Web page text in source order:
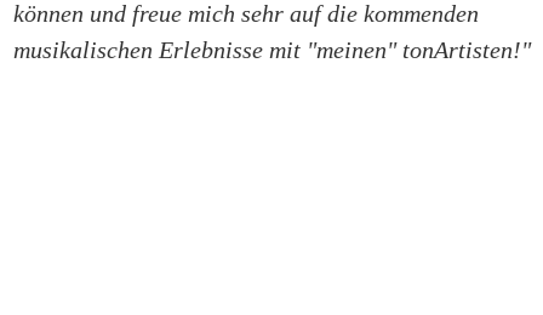
können und freue mich sehr auf die kommenden
musikalischen Erlebnisse mit "meinen" tonArtisten!"